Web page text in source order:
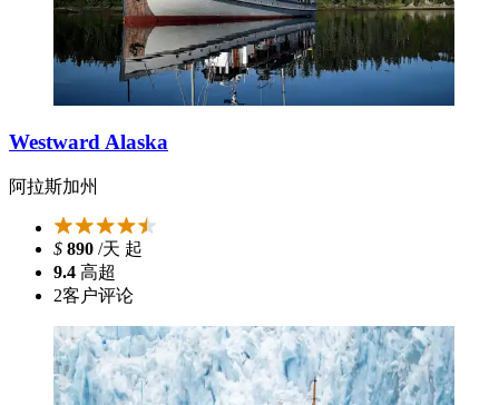
Westward Alaska
阿拉斯加州
$ 890 /天 起
9.4 高超
2客户评论